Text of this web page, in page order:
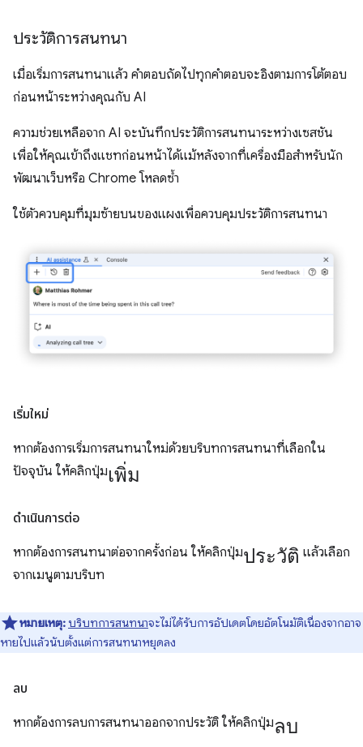
ประวัติการสนทนา
เมื่อเริ่มการสนทนาแล้ว คำตอบถัดไปทุกคำตอบจะอิงตามการโต้ตอบ
ก่อนหน้าระหว่างคุณกับ AI
ความช่วยเหลือจาก AI จะบันทึกประวัติการสนทนาระหว่างเซสชัน
เพื่อให้คุณเข้าถึงแชทก่อนหน้าได้แม้หลังจากที่เครื่องมือสำหรับนัก
พัฒนาเว็บหรือ Chrome โหลดซ้ำ
ใช้ตัวควบคุมที่มุมซ้ายบนของแผงเพื่อควบคุมประวัติการสนทนา
เริ่มใหม่
หากต้องการเริ่มการสนทนาใหม่ด้วยบริบทการสนทนาที่เลือกใน
ปัจจุบัน ให้คลิกปุ่มเพิ่ม
ดำเนินการต่อ
หากต้องการสนทนาต่อจากครั้งก่อน ให้คลิกปุ่มประวัติ แล้วเลือก
จากเมนูตามบริบท
หมายเหตุ: บริบทการสนทนาจะไม่ได้รับการอัปเดตโดยอัตโนมัติเนื่องจากอาจ
หายไปแล้วนับตั้งแต่การสนทนาหยุดลง
ลบ
หากต้องการลบการสนทนาออกจากประวัติ ให้คลิกปุ่มลบ